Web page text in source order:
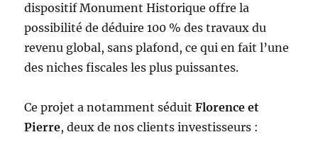
dispositif Monument Historique offre la
possibilité de déduire 100 % des travaux du
revenu global, sans plafond, ce qui en fait l’une
des niches fiscales les plus puissantes.
Ce projet a notamment séduitFlorence et
Pierre, deux de nos clients investisseurs :